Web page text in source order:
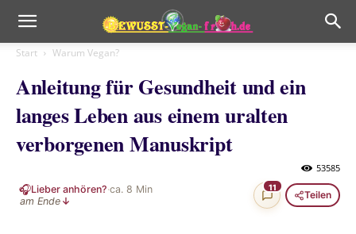
Start Warum Vegan?
Anleitung für Gesundheit und ein
langes Leben aus einem uralten
verborgenen Manuskript
53585
🎧Lieber anhören?·ca. 8 Min
am Ende ↓
11
Teilen